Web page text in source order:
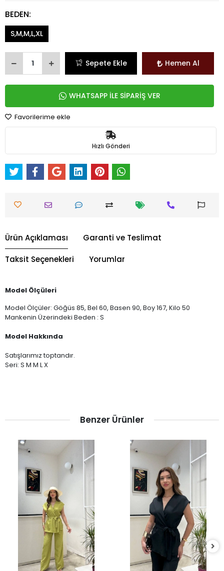
BEDEN:
S,M,M,L,XL
Sepete Ekle Hemen Al
WHATSAPP İLE SİPARİŞ VER
Favorilerime ekle
Hızlı Gönderi
Ürün Açıklaması Garanti ve Teslimat
Taksit Seçenekleri Yorumlar
Model Ölçüleri
Model Ölçüler: Göğüs 85, Bel 60, Basen 90, Boy 167, Kilo 50
Mankenin Üzerindeki Beden : S
Model Hakkında
Satışlarımız toptandır.
Seri: S M M L X
Benzer Ürünler